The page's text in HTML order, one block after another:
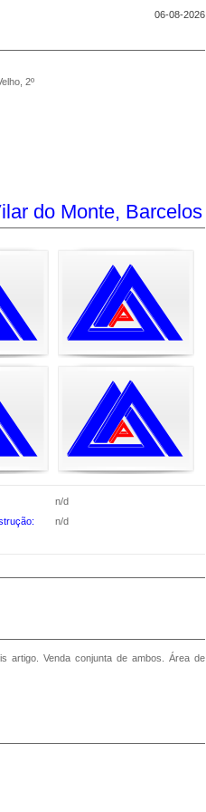
06-08-2026
2º
e Vilar do Monte, Barcelos
n/d
n/d